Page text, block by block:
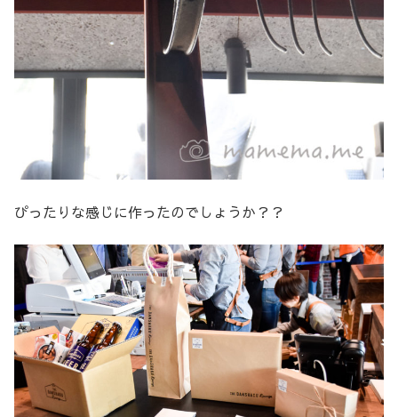
ぴったりな感じに作ったのでしょうか？？